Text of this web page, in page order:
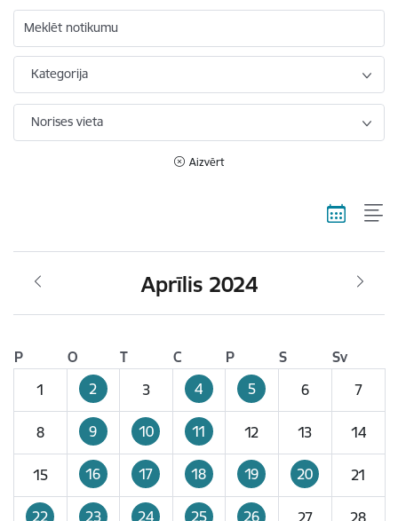
Meklēt notikumu
Kategorija
Norises vieta
Aizvērt
Aprīlis 2024
P O T C P S
Sv
1
2 3 4 5 6 7
8 9 10 11 12 13 14
15 16 17 18 19 20 21
22 23 24 25 26 27 28